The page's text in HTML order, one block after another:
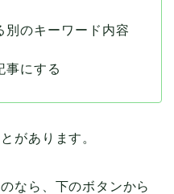
別のキーワード内容
事にする
があります。
なら、下のボタンから